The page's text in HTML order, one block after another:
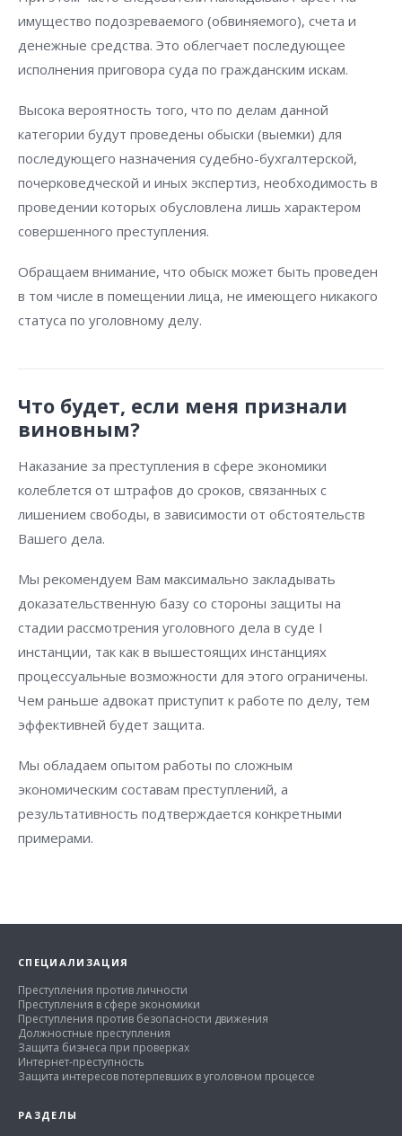
имущество подозреваемого (обвиняемого), счета и
денежные средства. Это облегчает последующее
исполнения приговора суда по гражданским искам.
Высока вероятность того, что по делам данной
категории будут проведены обыски (выемки) для
последующего назначения судебно-бухгалтерской,
почерковедческой и иных экспертиз, необходимость в
проведении которых обусловлена лишь характером
совершенного преступления.
Обращаем внимание, что обыск может быть проведен
в том числе в помещении лица, не имеющего никакого
статуса по уголовному делу.
Что будет, если меня признали
виновным?
Наказание за преступления в сфере экономики
колеблется от штрафов до сроков, связанных с
лишением свободы, в зависимости от обстоятельств
Вашего дела.
Мы рекомендуем Вам максимально закладывать
доказательственную базу со стороны защиты на
стадии рассмотрения уголовного дела в суде I
инстанции, так как в вышестоящих инстанциях
процессуальные возможности для этого ограничены.
Чем раньше адвокат приступит к работе по делу, тем
эффективней будет защита.
Мы обладаем опытом работы по сложным
экономическим составам преступлений, а
результативность подтверждается конкретными
примерами.
СПЕЦИАЛИЗАЦИЯ
Преступления против личности
Преступления в сфере экономики
Преступления против безопасности движения
Должностные преступления
Защита бизнеса при проверках
Интернет-преступность
Защита интересов потерпевших в уголовном процессе
РАЗДЕЛЫ